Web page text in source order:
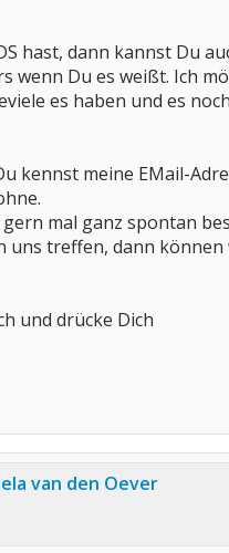
hast, dann kannst Du
wenn Du es weißt. Ich
es haben und es
kennst meine EMail-
mal ganz spontan
uns treffen, dann
und drücke Dich
van den Oever